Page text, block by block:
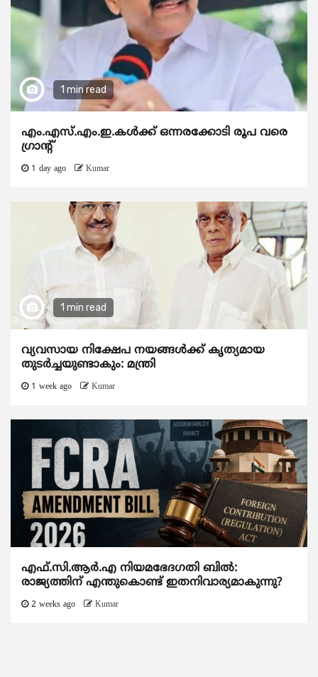
1 min read
എം.എസ്.എം.ഇ.കൾക്ക് ഒന്നരക്കോടി രൂപ വരെ
ഗ്രാന്റ്
1 day ago Kumar
1 min read
വ്യവസായ നിക്ഷേപ നയങ്ങള്‍ക്ക് കൃത്യമായ
തുടര്‍ച്ചയുണ്ടാകും: മന്ത്രി
1 week ago Kumar
എഫ്.സി.ആര്‍.എ നിയമഭേദഗതി ബില്‍:
രാജ്യത്തിന് എന്തുകൊണ്ട് ഇതനിവാര്യമാകുന്നു?
2 weeks ago Kumar